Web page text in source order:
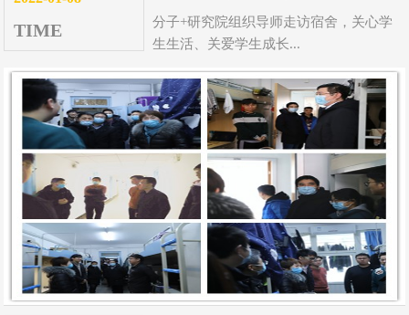
TIME
分子+研究院组织导师走访宿舍，关心学
生生活、关爱学生成长...